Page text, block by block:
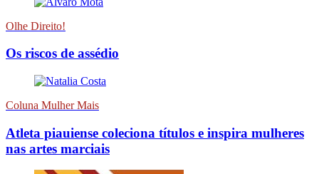
Olhe Direito!
Os riscos de assédio
Coluna Mulher Mais
Atleta piauiense coleciona títulos e inspira mulheres
nas artes marciais